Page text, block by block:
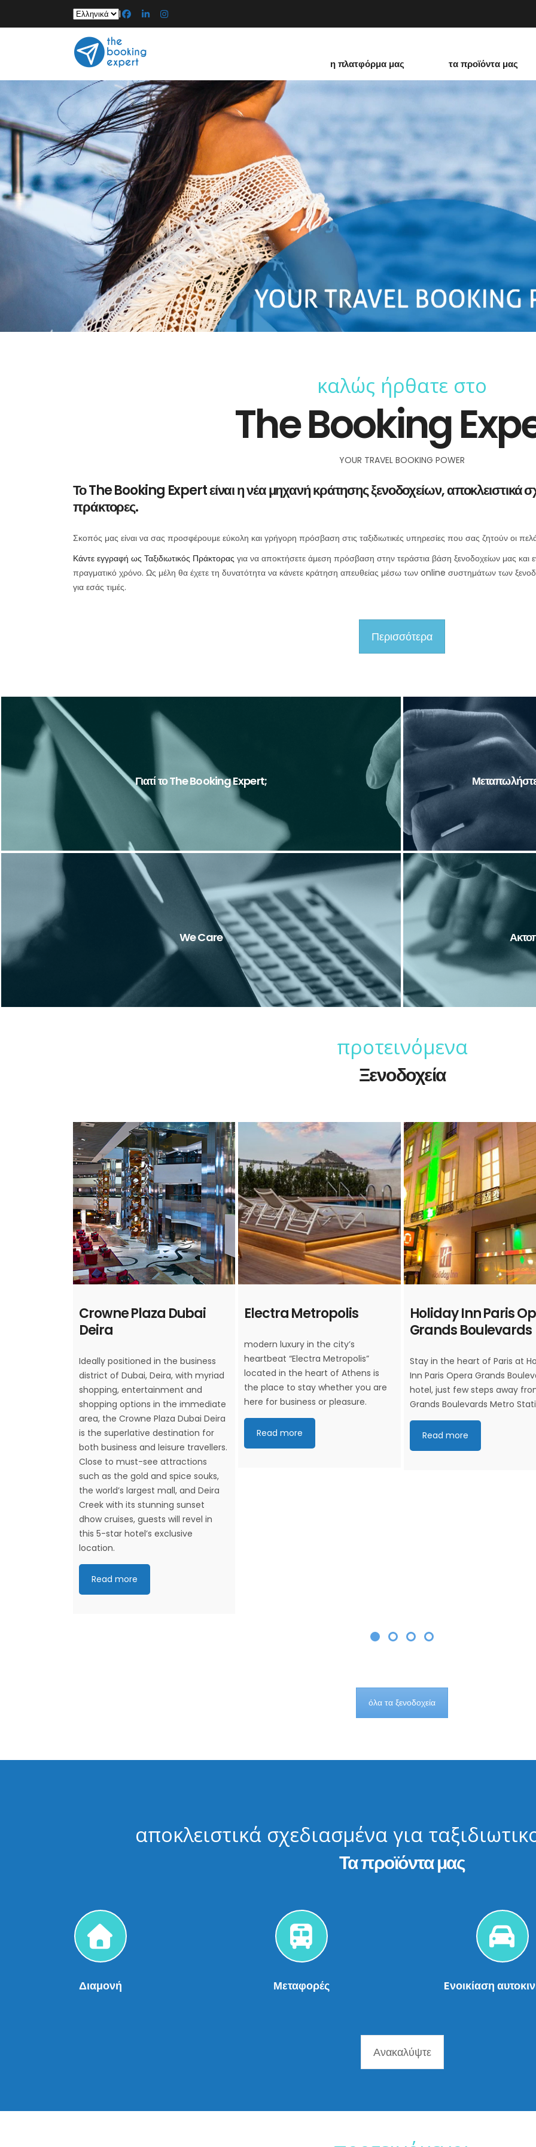
Επιλέξτε
μια
γλώσσα
|
η πλατφόρμα μας τα προϊόντα μας
καλώς ήρθατε στο
The Booking
YOUR TRAVEL BOOKING POWER
Το The Booking Expert είναι η νέα μηχανή κράτησης ξενοδοχείων, αποκλειστικά
πράκτορες.
Σκοπός μας είναι να σας προσφέρουμε εύκολη και γρήγορη πρόσβαση στις ταξιδιωτικές υπηρεσίες που σας ζητούν οι
Κάντε εγγραφή ως Ταξιδιωτικός Πράκτορας για να αποκτήσετε άμεση πρόσβαση στην τεράστια βάση ξενοδοχείων μας και
πραγματικό χρόνο. Ως μέλη θα έχετε τη δυνατότητα να κάνετε κράτηση απευθείας μέσω των online συστημάτων των
για εσάς τιμές.
Περισσότερα
Γιατί το The Booking Expert;
Το online σύστημα του The Booking Expert είναι η καλύτερη επιλογή για τους
ταξιδιωτικούς πράκτορες. Δείτε γιατί!
Περισσότερα
Συνδεθείτε με
προσωποποιήστε και
We Care
Εδώ βρίσκεται η καινοτομία του συστήματός μας: βρισκόμαστε δίπλα σας σε
κάθε βήμα της κράτησής σας.
Περισσότερα
Κάντε κράτηση τώρα!
από και προς όλα τα
προτεινόμενα
Ξενοδοχεία
Crowne Plaza Dubai
Deira
Ideally positioned in the business
district of Dubai, Deira, with myriad
shopping, entertainment and
shopping options in the immediate
area, the Crowne Plaza Dubai Deira
is the superlative destination for
both business and leisure travellers.
Close to must-see attractions
such as the gold and spice souks,
the world’s largest mall, and Deira
Creek with its stunning sunset
dhow cruises, guests will revel in
this 5-star hotel’s exclusive
location.
Read more
Electra Metropolis
modern luxury in the city’s
heartbeat “Electra Metropolis”
located in the heart of Athens is
the place to stay whether you are
here for business or pleasure.
Read more
Holiday Inn Paris
Grands Boulevards
Stay in the heart of Paris at
Inn Paris Opera Grands
hotel, just few steps away
Grands Boulevards Metro
Read more
όλα τα ξενοδοχεία
αποκλειστικά σχεδιασμένα για
Τα προϊόντα μας
Διαμονή Μεταφορές Eνοικίαση
Ανακαλύψτε